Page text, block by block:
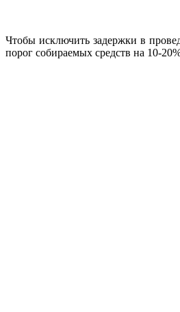
Чтобы исключить задержки в
порог собираемых средств на 10-